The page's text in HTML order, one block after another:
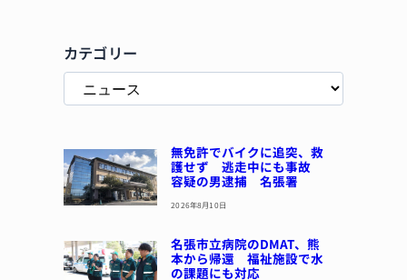
カテゴリー
無免許でバイクに追突、救
護せず 逃走中にも事故
容疑の男逮捕 名張署
2026年8月10日
名張市立病院のDMAT、熊
本から帰還 福祉施設で水
の課題にも対応